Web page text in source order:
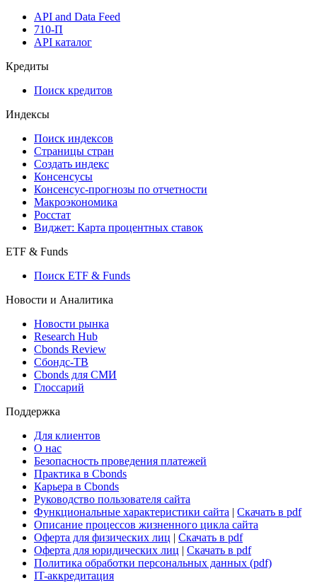
API and Data Feed
710-П
API каталог
Кредиты
Поиск кредитов
Индексы
Поиск индексов
Страницы стран
Создать индекс
Консенсусы
Консенсус-прогнозы по отчетности
Макроэкономика
Росстат
Виджет: Карта процентных ставок
ETF & Funds
Поиск ETF & Funds
Новости и Аналитика
Новости рынка
Research Hub
Cbonds Review
Сбондс-ТВ
Cbonds для СМИ
Глоссарий
Поддержка
Для клиентов
О нас
Безопасность проведения платежей
Практика в Cbonds
Карьера в Cbonds
Руководство пользователя сайта
Функциональные характеристики сайта | Скачать в pdf
Описание процессов жизненного цикла сайта
Оферта для физических лиц | Скачать в pdf
Оферта для юридических лиц | Скачать в pdf
Политика обработки персональных данных (pdf)
IT-аккредитация